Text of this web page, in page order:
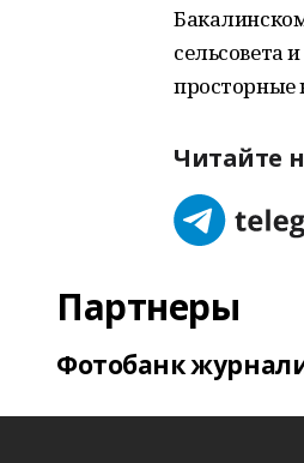
сельсовета
просторные
Читайте
Партнеры
Фотобанк